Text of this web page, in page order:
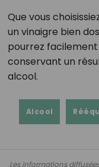
Que vous
un vinaigre bien
pourrez
conservant un
alcool.
Alcool
Les informations